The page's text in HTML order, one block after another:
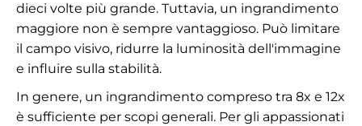
dieci volte più grande. Tuttavia, un ingrandimento
maggiore non è sempre vantaggioso. Può limitare
il campo visivo, ridurre la luminosità dell'immagine
e influire sulla stabilità.
In genere, un ingrandimento compreso tra 8x e 12x
è sufficiente per scopi generali. Per gli appassionati